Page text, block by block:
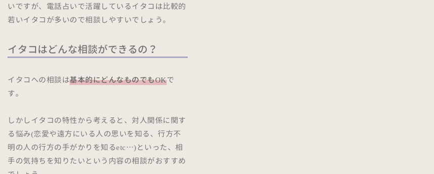
いですが、電話占いで活躍しているイタコは比較的
若いイタコが多いので相談しやすいでしょう。
イタコはどんな相談ができるの？
イタコへの相談は基本的にどんなものでもOKで
す。
しかしイタコの特性から考えると、対人関係に関す
る悩み(恋愛や遠方にいる人の思いを知る、行方不
明の人の行方の手がかりを知るetc…)といった、相
手の気持ちを知りたいという内容の相談がおすすめ